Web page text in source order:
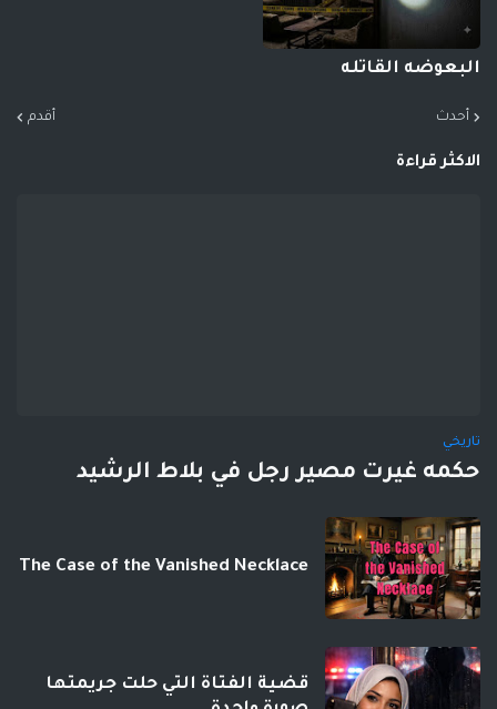
البعوضه القاتله
أحدث أقدم
الاكثر قراءة
تاريخي
حكمه غيرت مصير رجل في بلاط الرشيد
The Case of the Vanished Necklace
قضية الفتاة التي حلت جريمتها